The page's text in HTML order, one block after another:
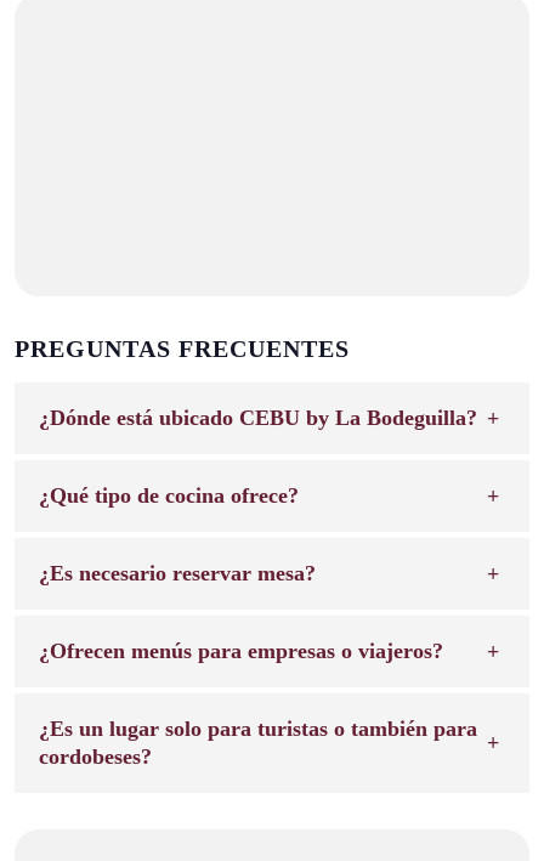
PREGUNTAS FRECUENTES
¿Dónde está ubicado CEBU by La Bodeguilla?
¿Qué tipo de cocina ofrece?
¿Es necesario reservar mesa?
¿Ofrecen menús para empresas o viajeros?
¿Es un lugar solo para turistas o también para
cordobeses?